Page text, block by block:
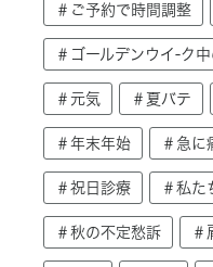
＃ご予約で時間調整
＃ゴールデンウイ-ク
＃元気 ＃夏バテ
＃年末年始 ＃急に
＃祝日診療 ＃私た
＃秋の不定愁訴 ＃